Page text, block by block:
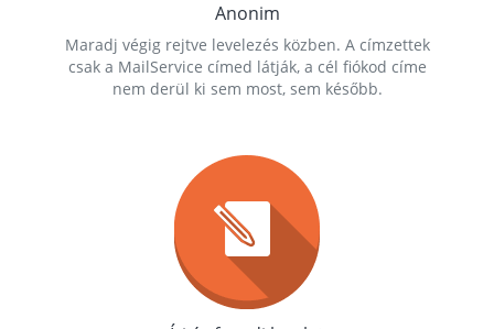
Anonim
Maradj végig rejtve levelezés közben. A címzettek
csak a MailService címed látják, a cél fiókod címe
nem derül ki sem most, sem később.